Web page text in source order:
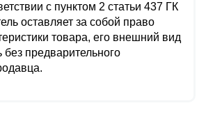
с пунктом 2 статьи 437 ГК
оставляет за собой право
товара, его внешний вид
без предварительного